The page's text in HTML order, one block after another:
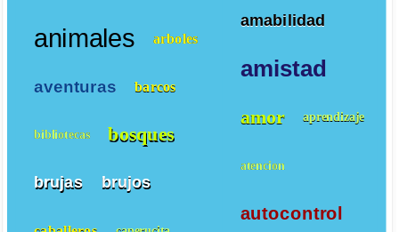
amabilidad
amistad
amor aprendizaje
atencion
autocontrol
animales arboles
aventuras barcos
bibliotecas bosques
brujas brujos